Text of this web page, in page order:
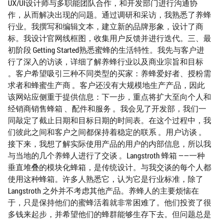
UX/UI设计师与多职能团队合作，和开发部门进行沟通协
作，从而解决出现的问题。通过调研和采访，我熟悉了养蜂
行业。我撰写和编辑文本，建立新的品牌形象，设计了商
标。我设计官网线框图，收集用户反馈并进行迭代。三、最
初阶段 Getting Started熟悉蜜蜂的生活特性。我先与客户进
行了深入的访谈，详细了解养蜂行业以及商业宗旨和目标
。客户希望吸引三种不同类型的买家：养蜂爱好者、授粉需
求者和蜂蜜生产商 。客户还没有大规模地生产产品，因此
该网站应侧重于提供信息：下一步，重点将扩大至向个人和
经销商销售蜂箱 、配件和服务 。我会见了开发部，我们一
同敲定了截止日期和目标日期的时间表。在这个过程中，我
们彼此之间和客户之间都保持着稳定的联系 。用户访谈 。
接下来，我想了解实际使用产品的用户的内部信息，所以我
与当地的几个养蜂人进行了交谈 。Langstroth 蜂箱 ——一种
垂直堆叠的模块化蜂箱，是传统设计。与我交谈的每个人都
使用这种蜂箱。许多人熟悉它，认为它是行业标准，除了
Langstroth 之外并不考虑其他产品。养蜂人的主要烦恼在
于，只是保持他们的蜜蜂活着就非常困难了。他们投资了很
多钱来起步，并希望他们的蜂群能够生存下去。但问题总是